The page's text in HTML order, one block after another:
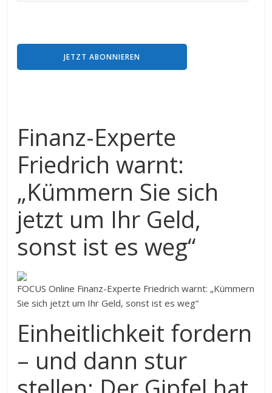
Finanz-Experte
Friedrich warnt:
„Kümmern Sie sich
jetzt um Ihr Geld,
sonst ist es weg“
FOCUS Online Finanz-Experte Friedrich warnt: „Kümmern
Sie sich jetzt um Ihr Geld, sonst ist es weg“
Einheitlichkeit fordern
– und dann stur